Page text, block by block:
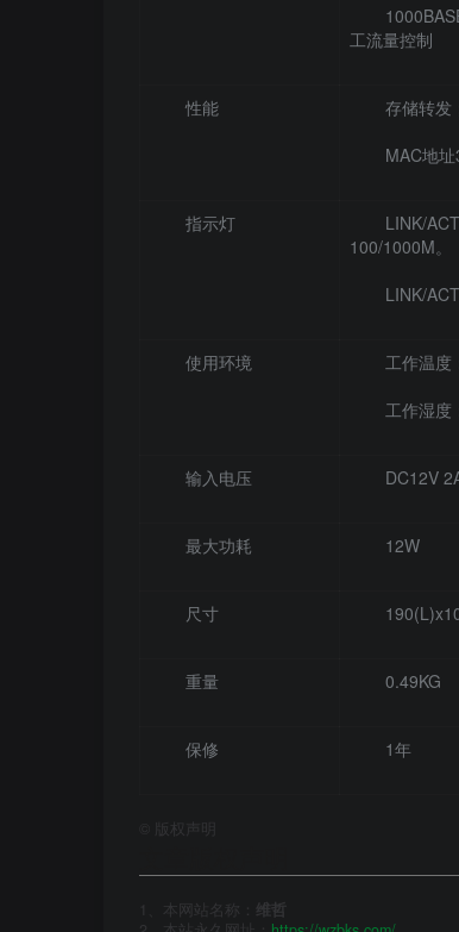
工流量控制
性能
存储转发
MAC地
指示灯
LINK/
100/1000M。
LINK/
使用环境
工作温
工作湿度
输入电压 DC12V
最大功耗 12W
尺寸
重量 0.49KG
保修 1年
版权声明
1、本网站名称： 维哲